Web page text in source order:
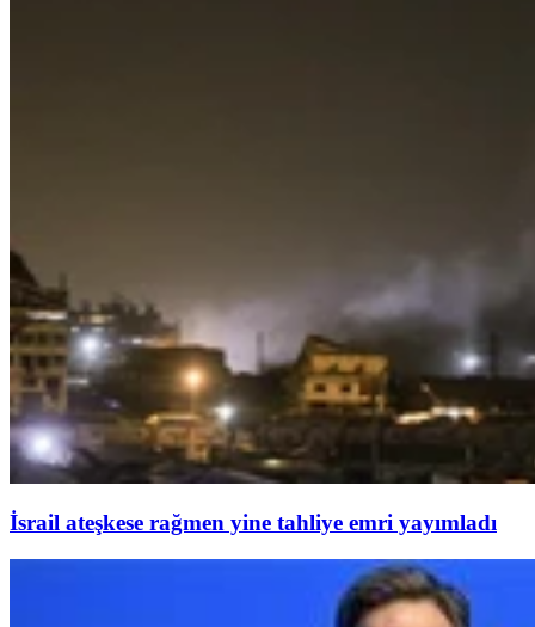
İsrail ateşkese rağmen yine tahliye emri yayımladı